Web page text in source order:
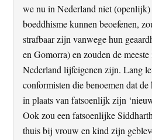
we nu in Nederland niet (openlijk)
boeddhisme kunnen beoefenen,
strafbaar zijn vanwege hun
en Gomorra) en zouden de
Nederland lijfeigenen zijn. Lang
conformisten die benoemen dat
in plaats van fatsoenlijk zijn
Ook zou een fatsoenlijke
thuis bij vrouw en kind zijn